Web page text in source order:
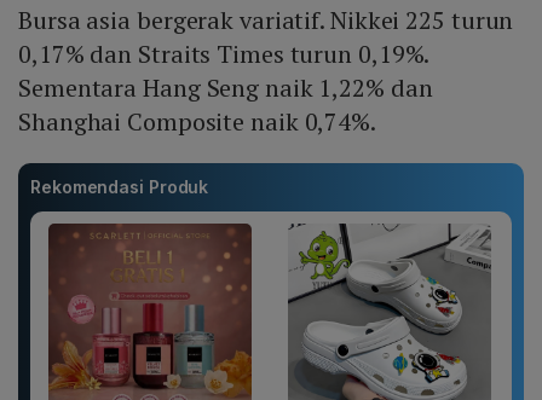
Bursa asia bergerak variatif. Nikkei 225 turun
0,17% dan Straits Times turun 0,19%.
Sementara Hang Seng naik 1,22% dan
Shanghai Composite naik 0,74%.
Rekomendasi Produk